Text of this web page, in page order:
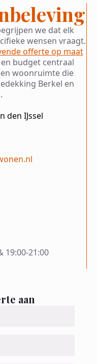
we dat elk
wensen vraagt.
offerte op maat
budget centraal
woonruimte die
Berkel en
den IJssel
21:00
aan